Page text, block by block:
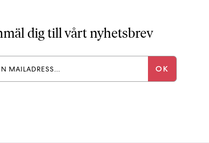
dig till vårt nyhetsbrev